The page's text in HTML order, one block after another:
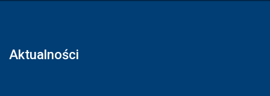
Aktualności